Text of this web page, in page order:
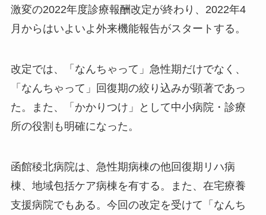
激変の2022年度診療報酬改定が終わり、2022年4
月からはいよいよ外来機能報告がスタートする。
改定では、「なんちゃって」急性期だけでなく、
「なんちゃって」回復期の絞り込みが顕著であっ
た。また、「かかりつけ」として中小病院・診療
所の役割も明確になった。
函館稜北病院は、急性期病棟の他回復期リハ病
棟、地域包括ケア病棟を有する。また、在宅療養
支援病院でもある。今回の改定を受けて「なんち